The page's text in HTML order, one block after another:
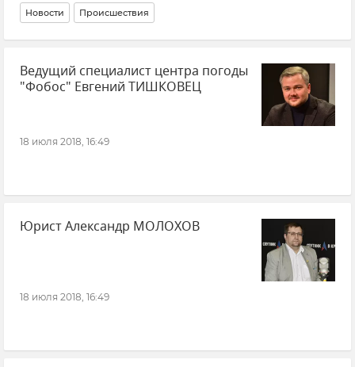
Новости Происшествия
Ведущий специалист центра погоды
"Фобос" Евгений ТИШКОВЕЦ
18 июля 2018, 16:49
Юрист Александр МОЛОХОВ
18 июля 2018, 16:49